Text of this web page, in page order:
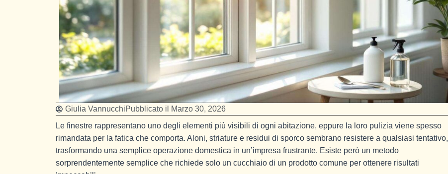
Giulia VannucchiPubblicato il
Marzo 30, 2026
Le finestre rappresentano uno degli elementi più visibili di ogni abitazione, eppure la loro pulizia viene spesso
rimandata per la fatica che comporta. Aloni, striature e residui di sporco sembrano resistere a qualsiasi tentativo,
trasformando una semplice operazione domestica in un’impresa frustrante. Esiste però un metodo
sorprendentemente semplice che richiede solo un cucchiaio di un prodotto comune per ottenere risultati